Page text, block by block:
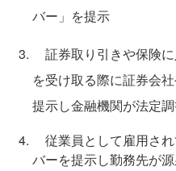
バー」を提示
証券取り引きや保険
を受け取る際に証券会
提示し金融機関が法定
従業員として雇用さ
バーを提示し勤務先が